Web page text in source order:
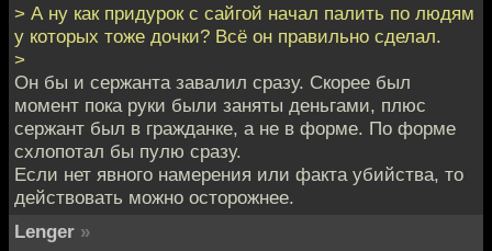
> А ну как придурок с сайгой начал палить по людям
у которых тоже дочки? Всё он правильно сделал.
>
Он бы и сержанта завалил сразу. Скорее был
момент пока руки были заняты деньгами, плюс
сержант был в гражданке, а не в форме. По форме
схлопотал бы пулю сразу.
Если нет явного намерения или факта убийства, то
действовать можно осторожнее.
Lenger »